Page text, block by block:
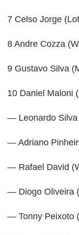
7 Celso Jorge
8 Andre Cozza
9 Gustavo Silva
10 Daniel Maloni
— Leonardo Silva
— Adriano
— Rafael David
— Diogo Oliveira
— Tonny Peixoto